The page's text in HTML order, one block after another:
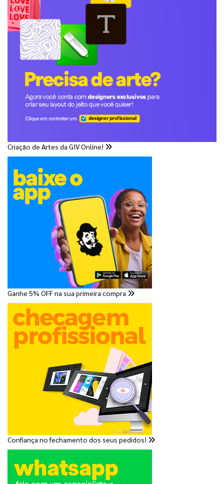
Criação de Artes da GIV Online!
Ganhe 5% OFF na sua primeira compra
Confiança no fechamento dos seus pedidos!